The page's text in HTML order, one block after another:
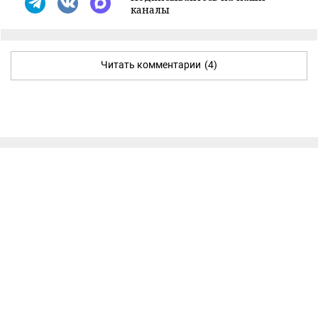
каналы
Читать комментарии (4)